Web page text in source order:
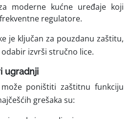
moderne kućne uređaje koji
regulatore.
je ključan za pouzdanu zaštitu,
izvrši stručno lice.
ugradnji
poništiti zaštitnu funkciju
grešaka su: